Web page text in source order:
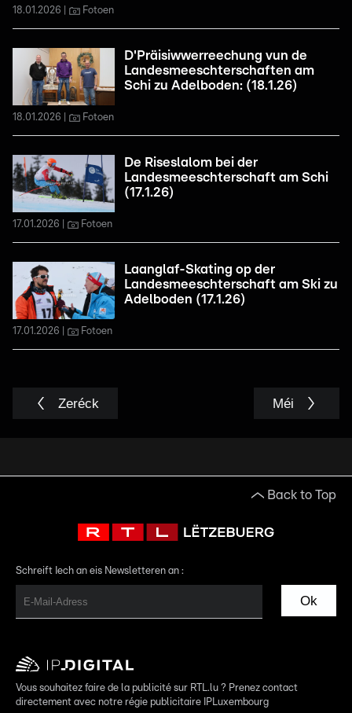
18.01.2026 Fotoen
D'Präisiwwerreechung vun de
Landesmeeschterschaften am
Schi zu Adelboden: (18.1.26)
18.01.2026 Fotoen
De Riseslalom bei der
Landesmeeschterschaft am Schi
(17.1.26)
17.01.2026 Fotoen
Laanglaf-Skating op der
Landesmeeschterschaft am Ski zu
Adelboden (17.1.26)
17.01.2026 Fotoen
Zeréck Méi
Back to Top
Schreift Iech an eis Newsletteren an :
Ok
Vous souhaitez faire de la publicité sur RTL.lu ? Prenez contact
directement avec notre régie publicitaire IPLuxembourg